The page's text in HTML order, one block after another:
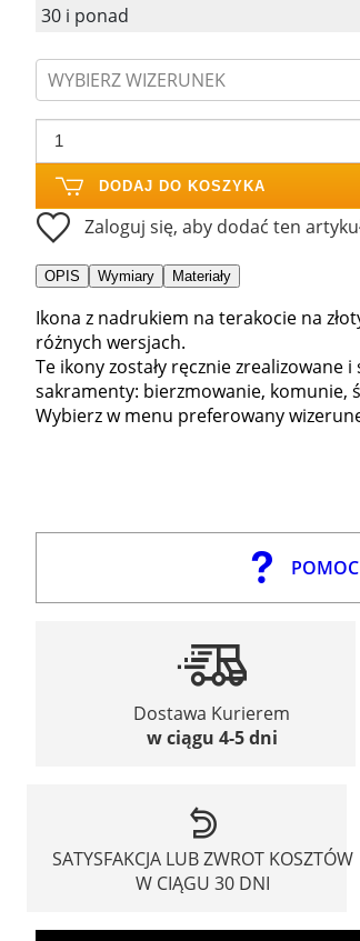
30 i ponad
WYBIERZ WIZERUNEK
DODAJ DO KOSZYKA
Zaloguj się, aby dodać ten
OPIS Wymiary Materiały
Ikona z nadrukiem na terakocie na
różnych wersjach.
Te ikony zostały ręcznie zrealizowane
sakramenty: bierzmowanie, komunie,
Wybierz w menu preferowany
Dostawa Kurierem
w ciągu 4-5 dni
SATYSFAKCJA LUB ZWROT KOSZTÓW
W CIĄGU 30 DNI